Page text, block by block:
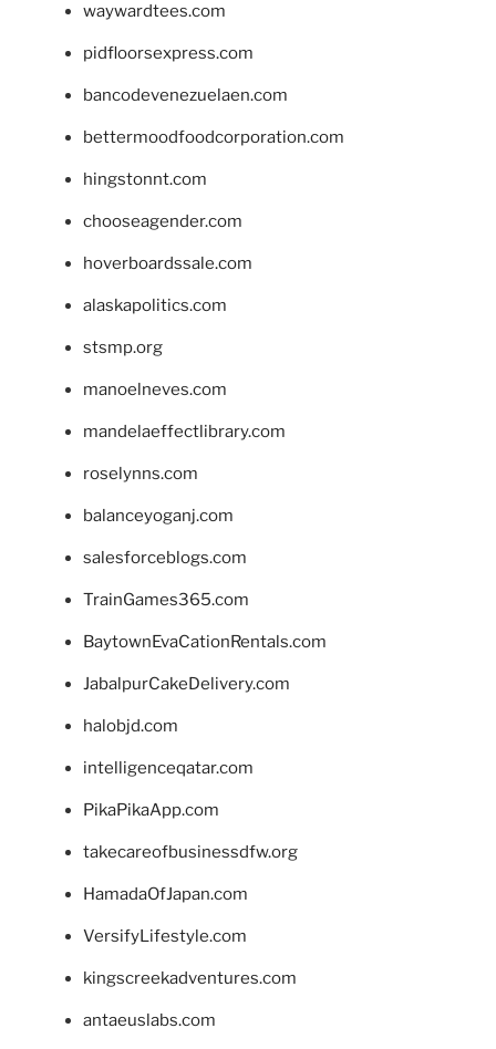
waywardtees.com
pidfloorsexpress.com
bancodevenezuelaen.com
bettermoodfoodcorporation.com
hingstonnt.com
chooseagender.com
hoverboardssale.com
alaskapolitics.com
stsmp.org
manoelneves.com
mandelaeffectlibrary.com
roselynns.com
balanceyoganj.com
salesforceblogs.com
TrainGames365.com
BaytownEvaCationRentals.com
JabalpurCakeDelivery.com
halobjd.com
intelligenceqatar.com
PikaPikaApp.com
takecareofbusinessdfw.org
HamadaOfJapan.com
VersifyLifestyle.com
kingscreekadventures.com
antaeuslabs.com